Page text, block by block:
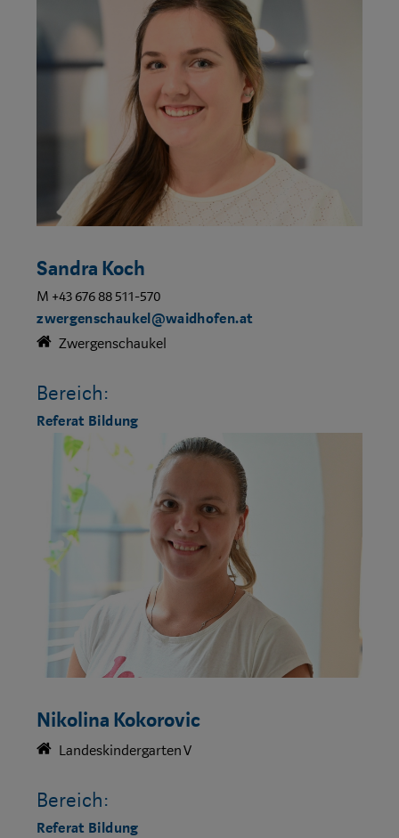
Sandra Koch
M +43 676 88 511-570
zwergenschaukel@waidhofen.at
Zwergenschaukel
Bereich:
Referat Bildung
Nikolina Kokorovic
Landeskindergarten V
Bereich:
Referat Bildung